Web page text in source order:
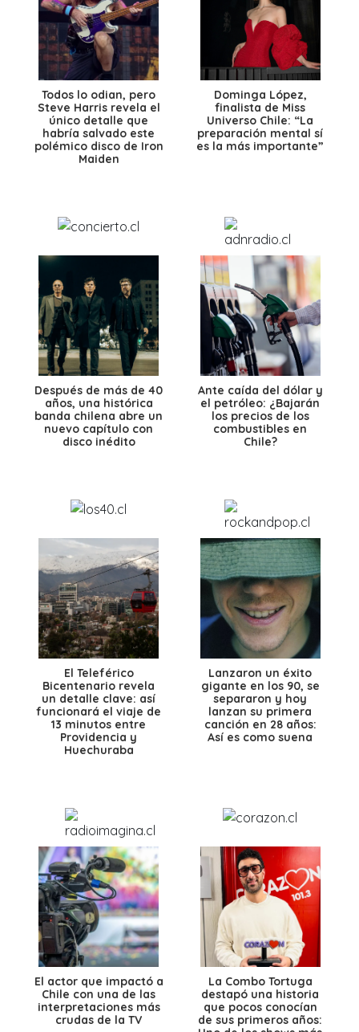
Todos lo odian, pero
Steve Harris revela el
único detalle que
habría salvado este
polémico disco de Iron
Maiden
Dominga López,
finalista de Miss
Universo Chile: “La
preparación mental sí
es la más importante”
Después de más de 40
años, una histórica
banda chilena abre un
nuevo capítulo con
disco inédito
Ante caída del dólar y
el petróleo: ¿Bajarán
los precios de los
combustibles en
Chile?
El Teleférico
Bicentenario revela
un detalle clave: así
funcionará el viaje de
13 minutos entre
Providencia y
Huechuraba
Lanzaron un éxito
gigante en los 90, se
separaron y hoy
lanzan su primera
canción en 28 años:
Así es como suena
El actor que impactó a
Chile con una de las
interpretaciones más
crudas de la TV
La Combo Tortuga
destapó una historia
que pocos conocían
de sus primeros años: